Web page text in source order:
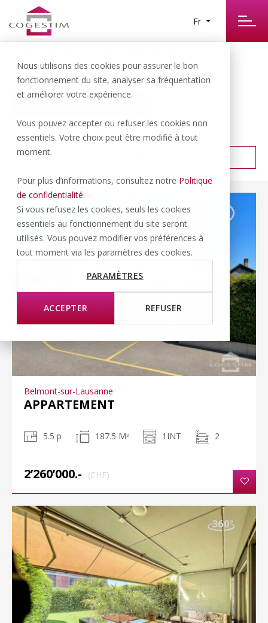
Nous utilisons des cookies pour assurer le bon
fonctionnement du site, analyser sa fréquentation
et améliorer votre expérience.
Vous pouvez accepter ou refuser les cookies non
essentiels. Votre choix peut être modifié à tout
moment.
Pour plus d’informations, consultez notre Politique
de confidentialité.
Si vous refusez les cookies, seuls les cookies
essentiels au fonctionnement du site seront
utilisés. Vous pouvez modifier vos préférences à
tout moment via les paramètres des cookies.
PARAMÈTRES
ACCEPTER REFUSER
Fr
9RÉSULTATS TROUVÉS
CRÉER UNE ALERTE
TRIER PAR : PRIX CROISSANT
Belmont-sur-Lausanne
APPARTEMENT
5.5 p 187.5 M 2 1INT 2
2’260’000.- (CHF)